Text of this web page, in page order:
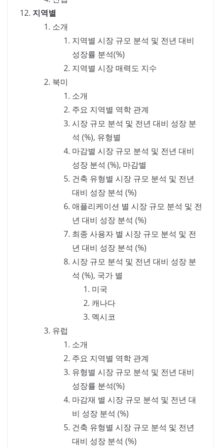
지역별
소개
지역별 시장 규모 분석 및 전년 대비
성장률 분석(%)
지역별 시장 매력도 지수
북미
소개
주요 지역별 역학 관계
시장 규모 분석 및 전년 대비 성장 분
석 (%), 유형별
마감별 시장 규모 분석 및 전년 대비
성장 분석 (%), 마감별
건축 유형별 시장 규모 분석 및 전년
대비 성장 분석 (%)
애플리케이션 별 시장 규모 분석 및 전
년 대비 성장 분석 (%)
최종 사용자 별 시장 규모 분석 및 전
년 대비 성장 분석 (%)
시장 규모 분석 및 전년 대비 성장 분
석 (%), 국가 별
미국
캐나다
멕시코
유럽
소개
주요 지역별 역학 관계
유형별 시장 규모 분석 및 전년 대비
성장률 분석(%)
마감재 별 시장 규모 분석 및 전년 대
비 성장 분석 (%)
건축 유형별 시장 규모 분석 및 전년
대비 성장 분석 (%)